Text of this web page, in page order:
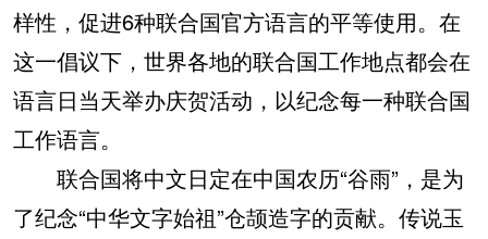
样性，促进6种联合国官方语言的平等使用。在
这一倡议下，世界各地的联合国工作地点都会在
语言日当天举办庆贺活动，以纪念每一种联合国
工作语言。
联合国将中文日定在中国农历“谷雨”，是为
了纪念“中华文字始祖”仓颉造字的贡献。传说玉